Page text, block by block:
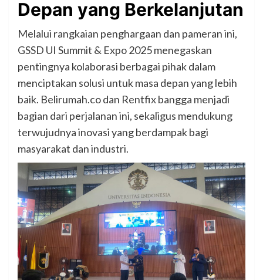
Depan yang Berkelanjutan
Melalui rangkaian penghargaan dan pameran ini,
GSSD UI Summit & Expo 2025 menegaskan
pentingnya kolaborasi berbagai pihak dalam
menciptakan solusi untuk masa depan yang lebih
baik. Belirumah.co dan Rentfix bangga menjadi
bagian dari perjalanan ini, sekaligus mendukung
terwujudnya inovasi yang berdampak bagi
masyarakat dan industri.